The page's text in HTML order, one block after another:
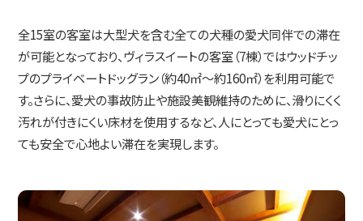
全15室の客室は大型犬を含む全ての犬種の愛犬同伴での滞在
が可能となっており、ヴィラスイートの客室（7棟）ではウッドチッ
プのプライベートドッグラン（約40㎡～約160㎡）を利用可能で
す。さらに、愛犬の事故防止や施設美観維持のために、滑りにくく
汚れが付きにくい床材を使用するなど、人にとっても愛犬にとっ
ても安全で心地よい滞在を実現します。